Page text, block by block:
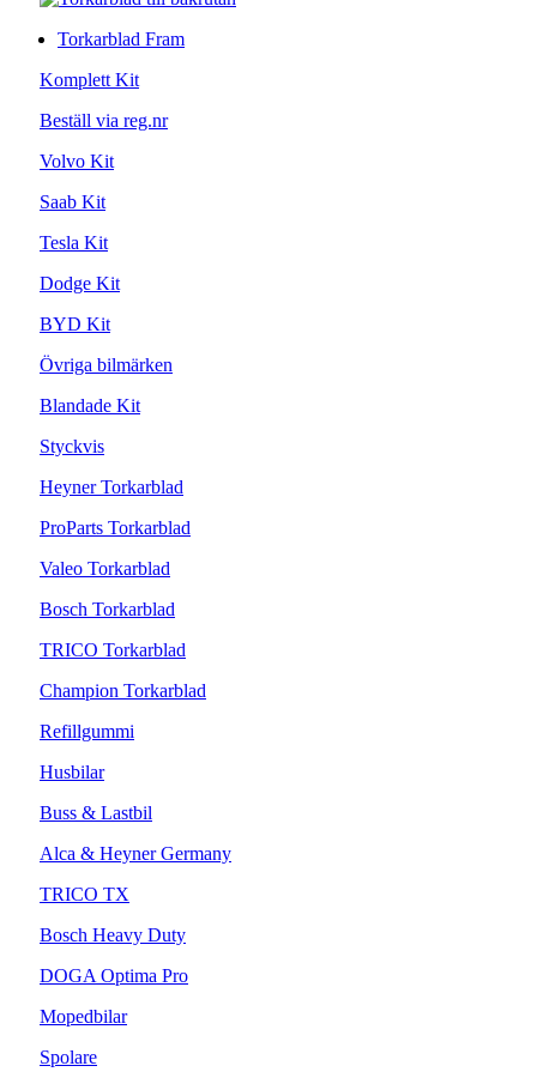
Torkarblad Fram
Komplett Kit
Beställ via reg.nr
Volvo Kit
Saab Kit
Tesla Kit
Dodge Kit
BYD Kit
Övriga bilmärken
Blandade Kit
Styckvis
Heyner Torkarblad
ProParts Torkarblad
Valeo Torkarblad
Bosch Torkarblad
TRICO Torkarblad
Champion Torkarblad
Refillgummi
Husbilar
Buss & Lastbil
Alca & Heyner Germany
TRICO TX
Bosch Heavy Duty
DOGA Optima Pro
Mopedbilar
Spolare